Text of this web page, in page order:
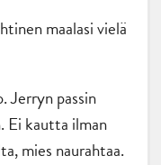
maalasi vielä
Jerryn passin
Ei kautta ilman
mies naurahtaa.